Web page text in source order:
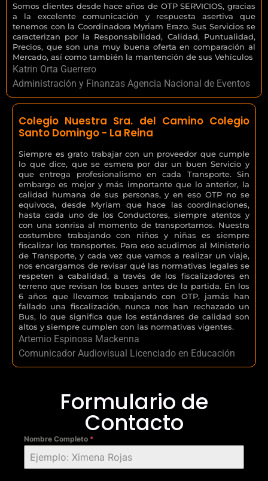
Somos clientes desde hace años de OTP SERVICIOS, gracias
a la excelente comunicación y respuesta asertiva que
tenemos con la Coordinadora Myriam Erazo. Sus Servicios se
caracterizan por la Responsabilidad, Calidad, Puntualidad,
Precios, que son una muy buena oferta en comparación al
Mercado, así como también la mantención de sus Vehículos
Katrin Orta Guerrero
Administración y Finanzas Agencia Nacional de Eventos
Colegio Nuestra Sra. del Camino Colegio
Santo Domingo - La Reina
Siempre es grato trabajar con un proveedor que cumple
lo que dice, que se esmera por dar un buen Servicio y
que entrega profesionalismo en cada Transporte. Sin
embargo es mejor y más importante que lo anterior, la
calidad humana de sus personas, y en eso OTP no se
equivoca, desde Myriam que hace las coordinaciones,
hasta cada uno de los Conductores, siempre atentos y
con una sonrisa al momento de transportarnos. Nuestra
costumbre trabajando con niños y niñas es siempre
fiscalizar los transportes. Para eso acudimos al Ministerio
de Transporte, y cada vez que vamos a realizar un viaje,
nos encargamos de revisar qué las normativas legales se
respeten a cabalidad, a través de los fiscalizadores en
terreno que revisan los buses antes de la partida. En los
6 años que llevamos trabajando con OTP, jamás han
fallado una fiscalización, nunca nos han rechazado un
Bus, lo que significa que los estándares de calidad son
altos y siempre cumplen con las normativas vigentes.
Artemio Espinosa Mackenna
Comunicador Audiovisual Licenciado en Educación
Formulario de
Contacto
Nombre Completo *